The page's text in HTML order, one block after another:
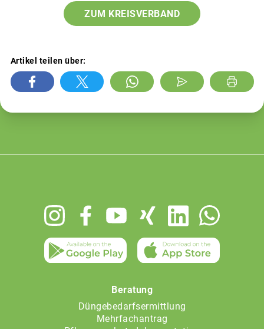
ZUM KREISVERBAND
Artikel teilen über:
Beratung
Düngebedarfsermittlung
Mehrfachantrag